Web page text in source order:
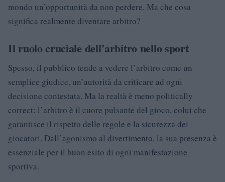
mondo un’opportunità da non perdere. Ma che cosa
significa realmente diventare arbitro?
Il ruolo cruciale dell’arbitro nello sport
Spesso, il pubblico tende a vedere l’arbitro come un
semplice giudice, un’autorità da criticare ad ogni
decisione contestata. Ma la realtà è meno politically
correct: l’arbitro è il cuore pulsante del gioco, colui che
garantisce il rispetto delle regole e la sicurezza dei
giocatori. Dall’agonismo al divertimento, la sua presenza è
essenziale per il buon esito di ogni manifestazione
sportiva.